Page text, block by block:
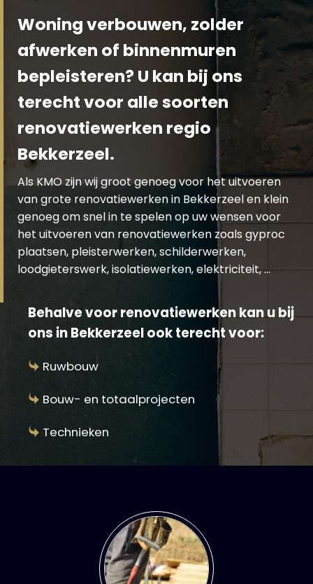
Woning verbouwen, zolder
afwerken of binnenmuren
bepleisteren? U kan bij ons
terecht voor alle soorten
renovatiewerken regio
Bekkerzeel.
Als KMO zijn wij groot genoeg voor het uitvoeren
van grote renovatiewerken in Bekkerzeel en klein
genoeg om snel in te spelen op uw wensen voor
het uitvoeren van renovatiewerken zoals gyproc
plaatsen, pleisterwerken, schilderwerken,
loodgieterswerk, isolatiewerken, elektriciteit, …
Behalve voor renovatiewerken kan u bij
ons in Bekkerzeel ook terecht voor:
Ruwbouw
Bouw- en totaalprojecten
Technieken